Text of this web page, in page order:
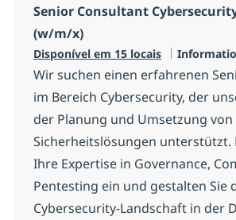
Senior Consultant
(w/m/x)
Disponível em 15 locais Categoria
Wir suchen einen erfahrenen
im Bereich Cybersecurity, der
der Planung und Umsetzung von
Sicherheitslösungen unterstützt.
Ihre Expertise in Governance,
Pentesting ein und gestalten Sie
Cybersecurity-Landschaft in der